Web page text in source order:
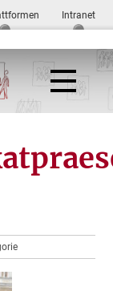
Intranet